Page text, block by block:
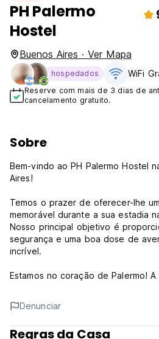
PH Palermo
Hostel
Buenos Aires · Ver Mapa
hospedados WiFi
Reserve com mais de 3 dias de
cancelamento gratuito.
Sobre
Bem-vindo ao PH Palermo Hostel
Aires!
Temos o prazer de oferecer-lhe
memorável durante a sua estadia
Nosso principal objetivo é
segurança e uma boa dose de
incrível.
Estamos no coração de Palermo! A
Nesta zona nevrálgica poderá não
mas também passear por diversas
saboreia a gastronomia do bairro.
Denunciar
Regras da Casa